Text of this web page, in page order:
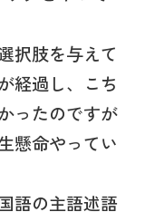
択肢を与えて
経過し、こち
ったのですが
懸命やってい
語の主語述語